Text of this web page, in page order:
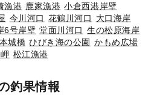
漁港 鹿家漁港 小倉西港岸壁
今川河口 花鶴川河口
大口海岸
6号岸壁 堂面川河口 生の松原海岸
本城橋 ひびき海の公園 かもめ広場
松江漁港
釣果情報